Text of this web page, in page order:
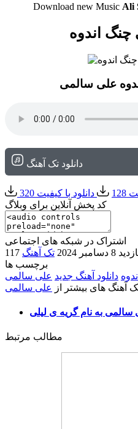
Download new Music Ali
اندوه
علی سالمی
دانلود تک آهنگ
دانلود با کیفیت 320
کد پخش آنلاین برای وبلاگ
اشتراک در شبکه های اجتماعی
بازدید 8 دسامبر 2024
تک آهنگ
برچسب ها
دانلود آهنگ جدید علی سالمی
آهنگ های بیشتر از علی سالمی
سالمی به نام گریه ی لیلی
مطالب مرتبط